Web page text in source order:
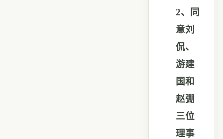
2、同
意刘
侃、
游建
国和
赵弸
三位
理事